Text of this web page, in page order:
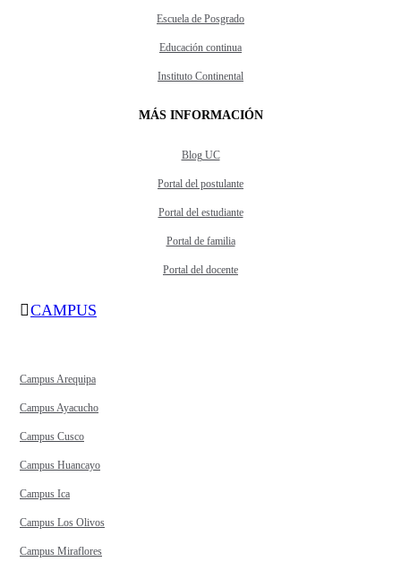
Escuela de Posgrado
Educación continua
Instituto Continental
MÁS INFORMACIÓN
Blog UC
Portal del postulante
Portal del estudiante
Portal de familia
Portal del docente
CAMPUS
Campus Arequipa
Campus Ayacucho
Campus Cusco
Campus Huancayo
Campus Ica
Campus Los Olivos
Campus Miraflores